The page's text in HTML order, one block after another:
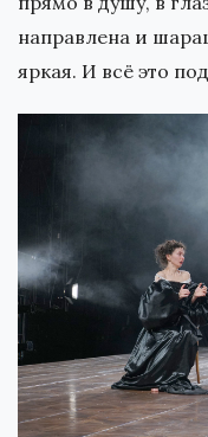
направлена и
яркая. И всё это